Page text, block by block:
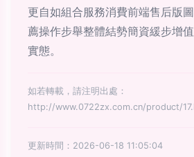
更自如組合服務消費前端售后版
薦操作步舉整體結勢簡資緩步增
實態。
如若轉載，請注明出處：
http://www.0722zx.com.cn/product/
更新時間：2026-06-18 11:05:04